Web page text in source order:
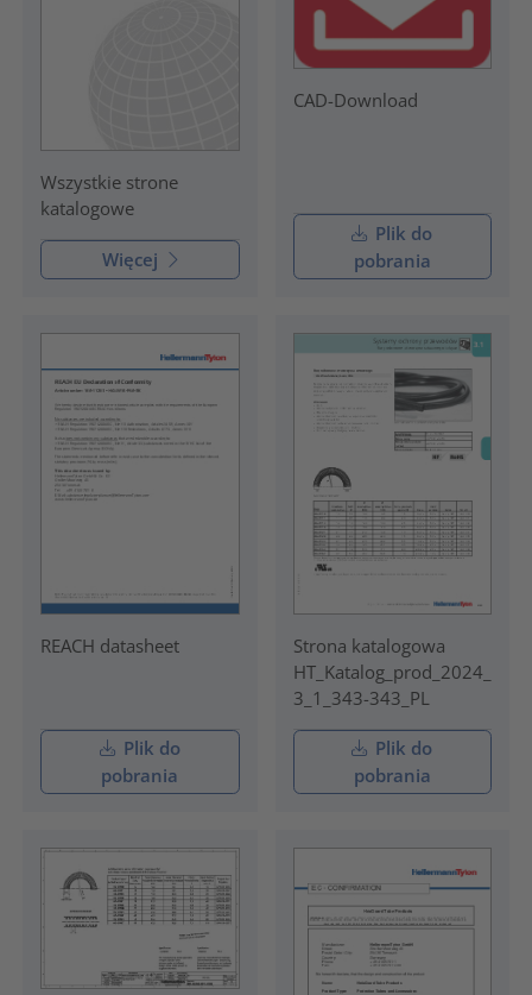
Wszystkie strone
katalogowe
Więcej
CAD-Download
Plik do
pobrania
REACH datasheet
Plik do
pobrania
Strona katalogowa
HT_Katalog_prod_2024_
3_1_343-343_PL
Plik do
pobrania